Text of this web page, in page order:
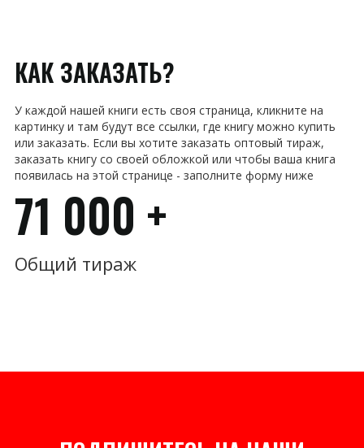
КАК ЗАКАЗАТЬ?
У каждой нашей книги есть своя страница, кликните на
картинку и там будут все ссылки, где книгу можно купить
или заказать. Если вы хотите заказать оптовый тираж,
заказать книгу со своей обложкой или чтобы ваша книга
появилась на этой странице - заполните форму ниже
71 000 +
Общий тираж